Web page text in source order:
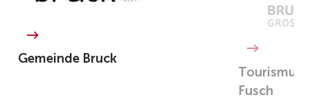
Gemeinde Bruck
Fusch